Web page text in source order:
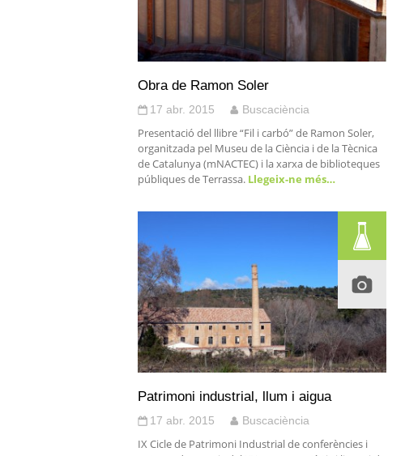
Obra de Ramon Soler
17 abr. 2015 Buscaciència
Presentació del llibre “Fil i carbó” de Ramon Soler,
organitzada pel Museu de la Ciència i de la Tècnica
de Catalunya (mNACTEC) i la xarxa de biblioteques
públiques de Terrassa. Llegeix-ne més…
Patrimoni industrial, llum i aigua
17 abr. 2015 Buscaciència
IX Cicle de Patrimoni Industrial de conferències i